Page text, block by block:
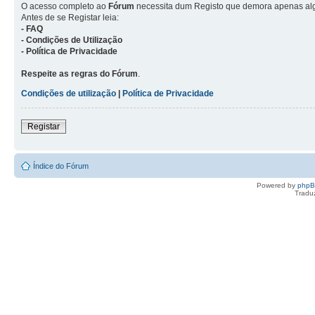
O acesso completo ao Fórum necessita dum Registo que demora apenas
Antes de se Registar leia:
- FAQ
- Condições de Utilização
- Política de Privacidade
Respeite as regras do Fórum
Condições de utilização | Política de Privacidade
Registar
Índice do Fórum
Powered by